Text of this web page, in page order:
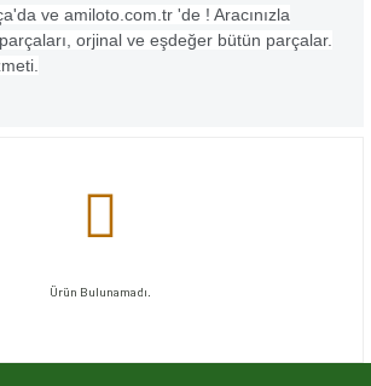
ve amiloto.com.tr 'de ! Aracınızla
orjinal ve eşdeğer bütün parçalar.
Ürün Bulunamadı.